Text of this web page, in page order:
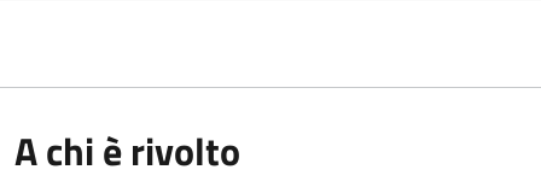
A chi è rivolto